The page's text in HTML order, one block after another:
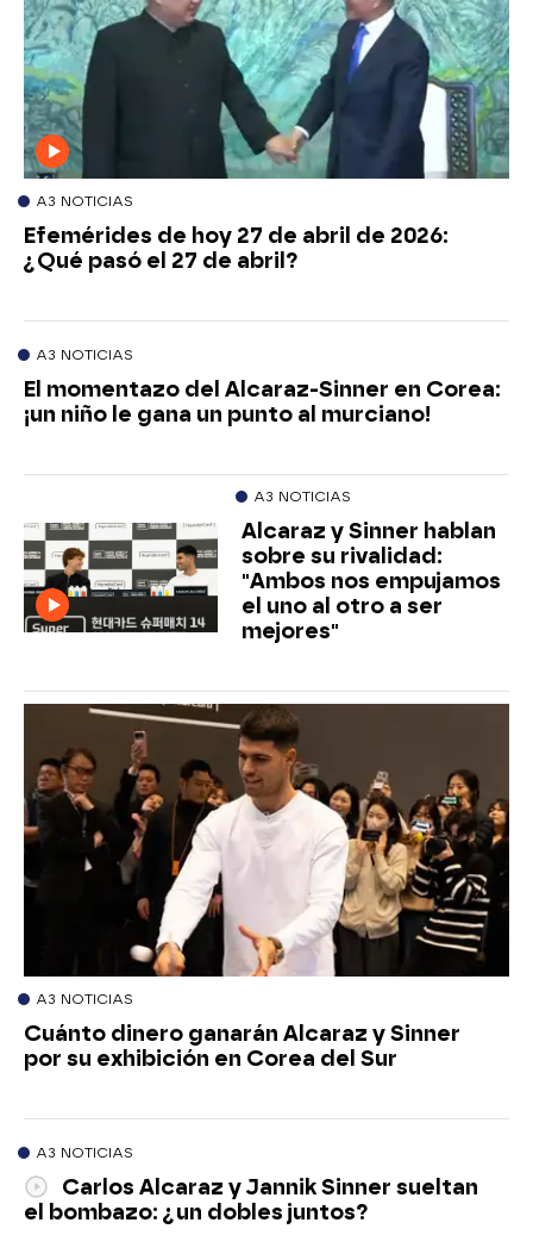
A3 NOTICIAS
Efemérides de hoy 27 de abril de 2026:
¿Qué pasó el 27 de abril?
A3 NOTICIAS
El momentazo del Alcaraz-Sinner en Corea:
¡un niño le gana un punto al murciano!
A3 NOTICIAS
Alcaraz y Sinner hablan
sobre su rivalidad:
"Ambos nos empujamos
el uno al otro a ser
mejores"
A3 NOTICIAS
Cuánto dinero ganarán Alcaraz y Sinner
por su exhibición en Corea del Sur
A3 NOTICIAS
Carlos Alcaraz y Jannik Sinner sueltan
el bombazo: ¿un dobles juntos?